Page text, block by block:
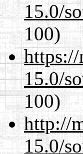
15.0/
100)
https://
15.0/
100)
http://
15.0/